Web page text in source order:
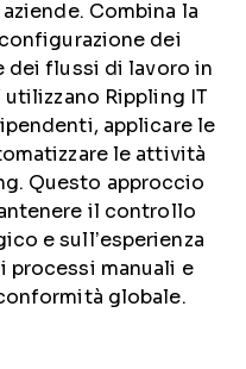
Combina la
dei
dei flussi di lavoro in
utilizzano Rippling IT
applicare le
le attività
Questo approccio
il controllo
e sull’esperienza
processi manuali e
globale.